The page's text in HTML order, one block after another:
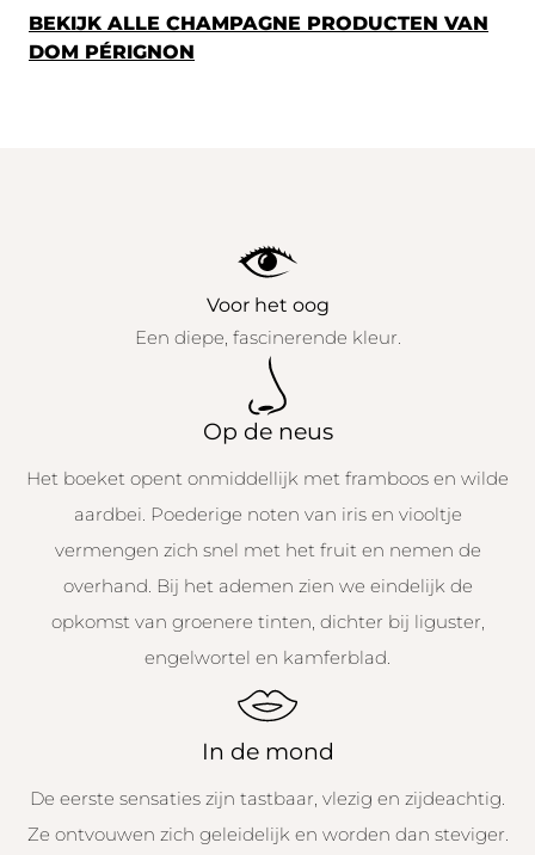
BEKIJK ALLE CHAMPAGNE PRODUCTEN VAN
DOM PÉRIGNON
Voor het oog
Een diepe, fascinerende kleur.
Op de neus
Het boeket opent onmiddellijk met framboos en wilde
aardbei. Poederige noten van iris en viooltje
vermengen zich snel met het fruit en nemen de
overhand. Bij het ademen zien we eindelijk de
opkomst van groenere tinten, dichter bij liguster,
engelwortel en kamferblad.
In de mond
De eerste sensaties zijn tastbaar, vlezig en zijdeachtig.
Ze ontvouwen zich geleidelijk en worden dan steviger.